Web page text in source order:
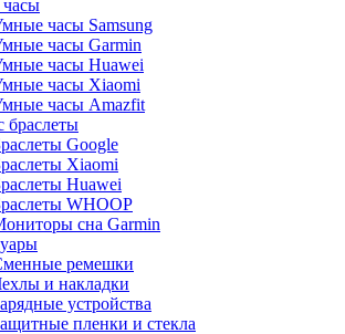
часы Samsung
часы Garmin
часы Huawei
часы Xiaomi
часы Amazfit
браслеты
Google
Xiaomi
Huawei
WHOOP
сна Garmin
ремешки
и накладки
устройства
пленки и стекла